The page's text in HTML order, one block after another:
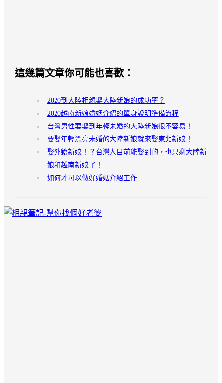
這幾篇文章你可能也喜歡：
2020到大陸相親娶大陸新娘的成功率？
2020越南新娘婚姻介紹的單身證明準備流程
台灣男性要娶到年輕未婚的大陸新娘很不容易！
要娶年輕漂亮未婚的大陸新娘就來娶東北新娘！
娶外籍新娘！？台灣人目前能娶到的，也只剩大陸新
娘和越南新娘了！
如何才可以做好婚姻介紹工作